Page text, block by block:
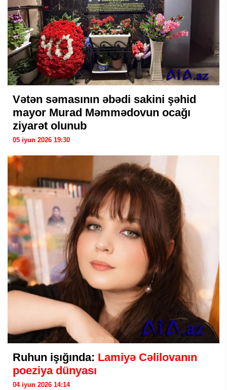
Vətən səmasının əbədi sakini şəhid
mayor Murad Məmmədovun ocağı
ziyarət olunub
05 iyun 2026 19:30
Ruhun işığında: Lamiyə Cəlilovanın
poeziya dünyası
04 iyun 2026 14:14